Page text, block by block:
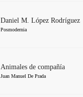
Daniel M. López Rodríguez
Posmodernia
Animales de compañía
Juan Manuel De Prada